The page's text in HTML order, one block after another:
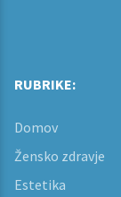
RUBRIKE:
Domov
Žensko zdravje
Estetika